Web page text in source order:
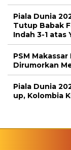
Piala Dunia
Tutup Babak
Indah 3-1 atas
PSM
Dirumorkan
Piala Dunia
up, Kolombia